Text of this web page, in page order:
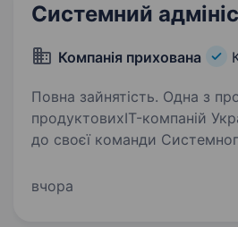
Системний
Компанія прихована
Повна зайнятість. Одна з провідних
продуктовихIT-компаній
до своєї команди
підтримка Active Directory,
вчора